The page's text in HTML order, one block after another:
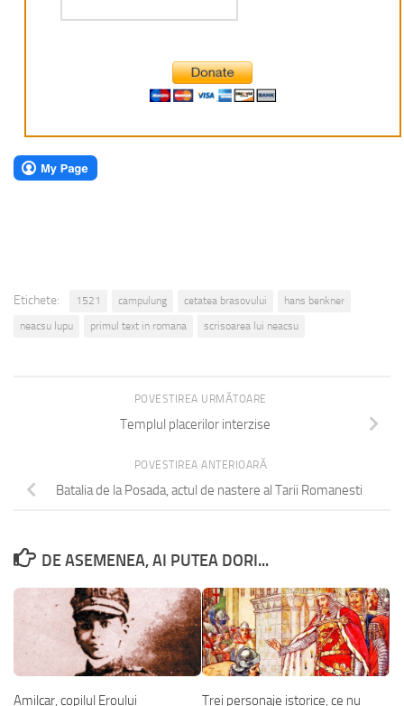
Etichete: 1521 campulung cetatea brasovului
hans benkner
neacsu lupu
primul text in romana scrisoarea lui neacsu
POVESTIREA URMĂTOARE
Templul placerilor interzise
POVESTIREA ANTERIOARĂ
Batalia de la Posada, actul de nastere al Tarii Romanesti
DE ASEMENEA, AI PUTEA DORI...
Amilcar, copilul Eroului Trei personaje istorice, ce nu